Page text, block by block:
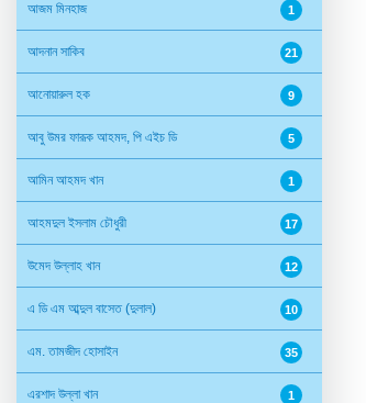
আজম মিনহাজ 1
আদনান সাকিব 21
আনোয়ারুল হক 9
আবু উমর ফারূক আহমদ, পি এইচ ডি 5
আমিন আহমদ খান 1
আহমদুল ইসলাম চৌধুরী 17
উমেদ উল্লাহ খান 12
এ ডি এম আব্দুল বাসেত (দুলাল) 10
এম. তামজীদ হোসাইন 35
এরশাদ উল্লা খান 1